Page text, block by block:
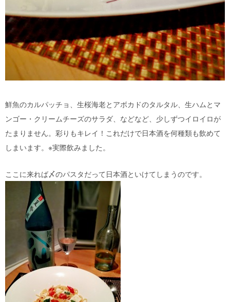
鮮魚のカルパッチョ、生桜海老とアボカドのタルタル、生ハムとマ
ンゴー・クリームチーズのサラダ、などなど、少しずつイロイロが
たまりません。彩りもキレイ！これだけで日本酒を何種類も飲めて
しまいます。※実際飲みました。
ここに来れば〆のパスタだって日本酒といけてしまうのです。